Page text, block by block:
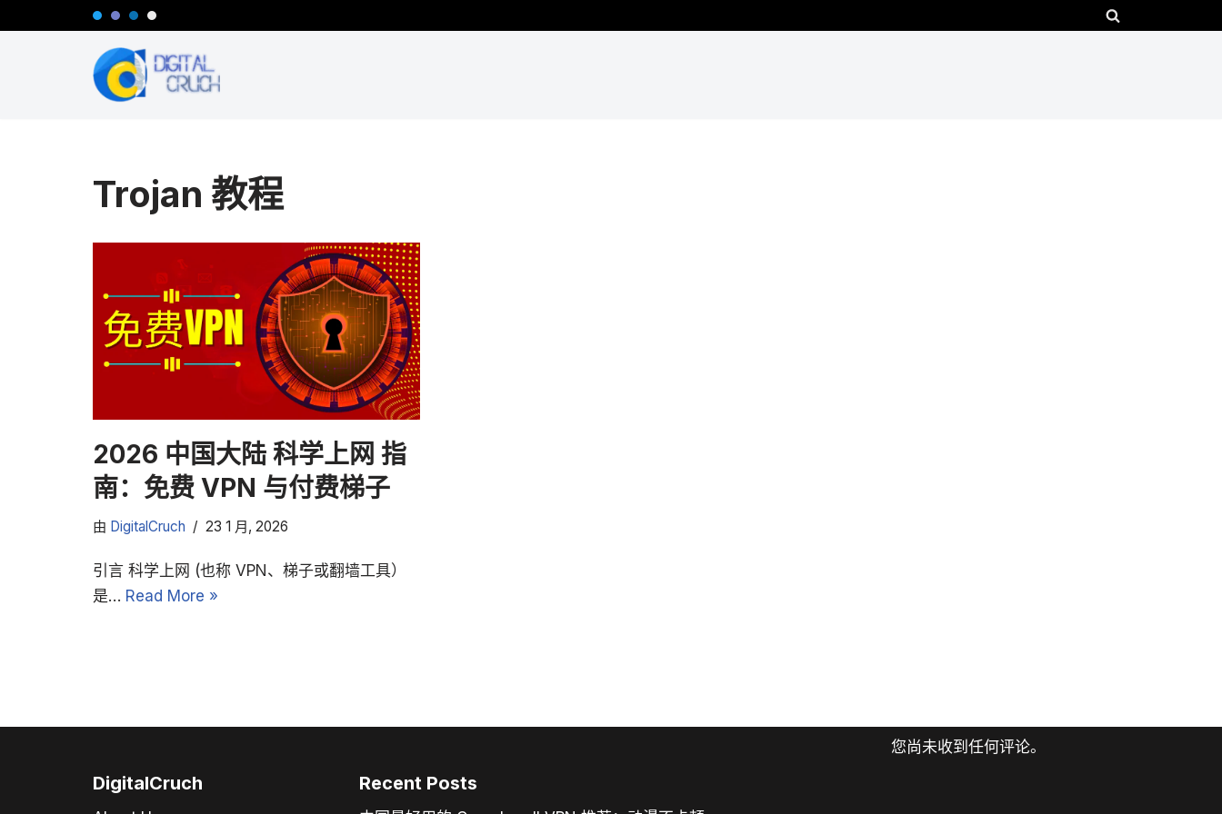
Trojan 教程
2026 中国大陆 科学上网 指
南：免费 VPN 与付费梯子
由 DigitalCruch 23 1 月, 2026
引言 科学上网 (也称 VPN、梯子或翻墙工具）
是… Read More »
DigitalCruch Recent Posts
您尚未收到任何评论。